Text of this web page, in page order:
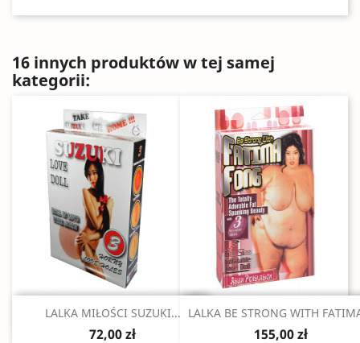
16 innych produktów w tej samej
kategorii:
Szybki podgląd
LALKA MIŁOŚCI SUZUKI...
72,00 zł
Szybki podgląd
LALKA BE STRONG WITH
155,00 zł